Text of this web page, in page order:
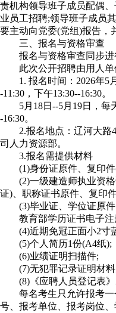
责机构领导班子成员配偶
业员工招聘;领导班子成员
要主动向党委(党组)报告，
三、报名与资格审查
报名与资格审查同步进
此次公开招聘由用人单
1. 报名时间：2026年5月
-11:30，下午13:30--16:30。
5月18日--5月19日，每天
-16:30。
2.报名地点：辽河大路
司人力资源部。
3.报名需提供材料
(1)身份证原件、复印件(
(2)一级建造师执业资格
证)、职称证书原件、复印
(3)毕业证、学位证原件
教育部学历证书电子注
(4)近期免冠正面小2寸
(5)个人简历1份(A4纸);
(6)业绩证明扫描件;
(7)无犯罪记录证明材料
(8)《应聘人员登记表》2
每名考生只允许报考一
号、报考单位、报考岗位